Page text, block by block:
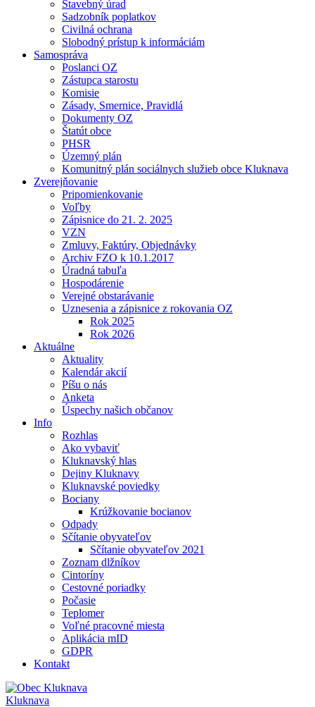
Stavebný úrad
Sadzobník poplatkov
Civilná ochrana
Slobodný prístup k informáciám
Samospráva
Poslanci OZ
Zástupca starostu
Komisie
Zásady, Smernice, Pravidlá
Dokumenty OZ
Štatút obce
PHSR
Územný plán
Komunitný plán sociálnych služieb obce Kluknava
Zverejňovanie
Pripomienkovanie
Voľby
Zápisnice do 21. 2. 2025
VZN
Zmluvy, Faktúry, Objednávky
Archiv FZO k 10.1.2017
Úradná tabuľa
Hospodárenie
Verejné obstarávanie
Uznesenia a zápisnice z rokovania OZ
Rok 2025
Rok 2026
Aktuálne
Aktuality
Kalendár akcií
Píšu o nás
Anketa
Úspechy našich občanov
Info
Rozhlas
Ako vybaviť
Kluknavský hlas
Dejiny Kluknavy
Kluknavské poviedky
Bociany
Krúžkovanie bocianov
Odpady
Sčítanie obyvateľov
Sčítanie obyvateľov 2021
Zoznam dlžníkov
Cintoríny
Cestovné poriadky
Počasie
Teplomer
Voľné pracovné miesta
Aplikácia mID
GDPR
Kontakt
Kluknava